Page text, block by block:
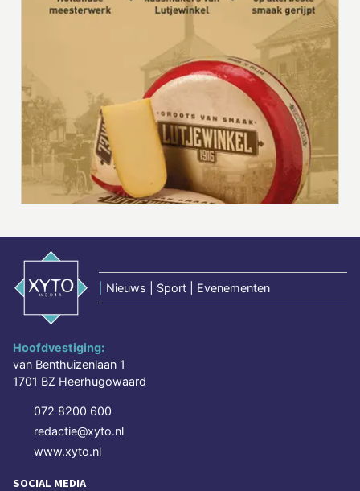
Nieuws | Sport | Evenementen
Hoofdvestiging:
van Benthuizenlaan 1
1701 BZ Heerhugowaard
072 8200 600
redactie@xyto.nl
www.xyto.nl
SOCIAL MEDIA